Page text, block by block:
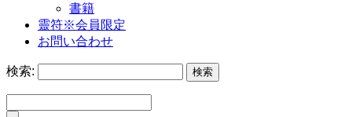
書籍
靈符※会員限定
お問い合わせ
検索: